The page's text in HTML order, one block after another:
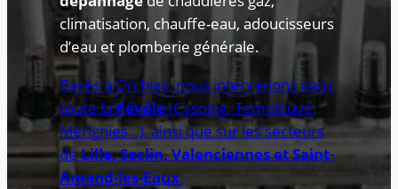
climatisation, chauffe-eau, adoucisseurs
d’eau et plomberie générale.
Basés à Orchies, nous intervenons dans
toute laPévèle(Cysoing, Templeuve,
Mérignies…), ainsi que sur les secteurs
deLille, Seclin, Valenciennes et Saint-
Amand-les-Eaux.